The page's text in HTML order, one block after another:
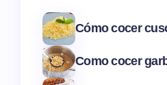
Cómo cocer
Como cocer